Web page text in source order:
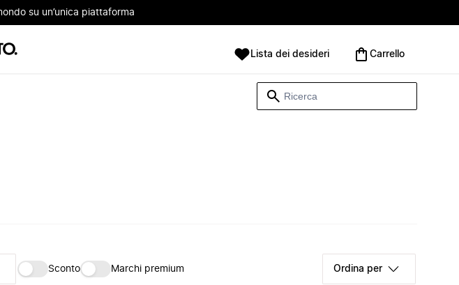
su un’unica piattaforma
Lista dei desideri Carrello
Sconto Marchi premium Ordina per